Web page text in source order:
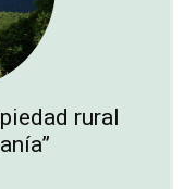
rural